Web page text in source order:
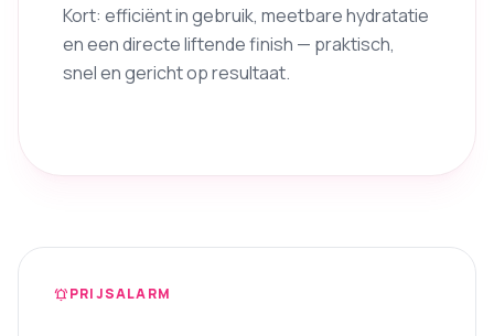
Kort: efficiënt in gebruik, meetbare hydratatie
en een directe liftende finish — praktisch,
snel en gericht op resultaat.
notifications_activePRIJSALARM